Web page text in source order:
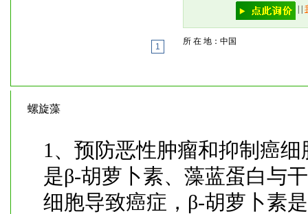
1
所 在 地：中国
螺旋藻
1、预防恶性肿瘤和抑制癌
是β-胡萝卜素、藻蓝蛋白与
细胞导致癌症，β-胡萝卜素